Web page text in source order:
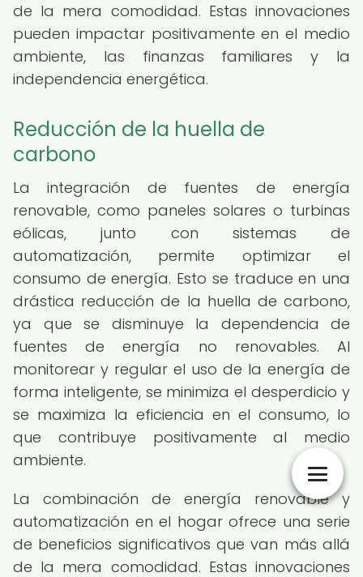
de la mera comodidad. Estas innovaciones
pueden impactar positivamente en el medio
ambiente, las finanzas familiares y la
independencia energética.
Reducción de la huella de
carbono
La integración de fuentes de energía
renovable, como paneles solares o turbinas
eólicas, junto con sistemas de
automatización, permite optimizar el
consumo de energía. Esto se traduce en una
drástica reducción de la huella de carbono,
ya que se disminuye la dependencia de
fuentes de energía no renovables. Al
monitorear y regular el uso de la energía de
forma inteligente, se minimiza el desperdicio y
se maximiza la eficiencia en el consumo, lo
que contribuye positivamente al medio
ambiente.
La combinación de energía renovable y
automatización en el hogar ofrece una serie
de beneficios significativos que van más allá
de la mera comodidad. Estas innovaciones